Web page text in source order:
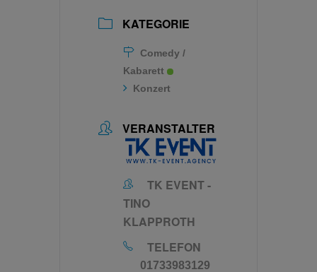
KATEGORIE
Comedy /
Kabarett
Konzert
VERANSTALTER
TK EVENT -
TINO
KLAPPROTH
TELEFON
01733983129